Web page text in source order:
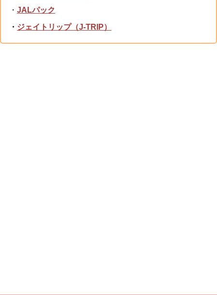
・JALパック
・ ジェイトリップ（J-TRIP）